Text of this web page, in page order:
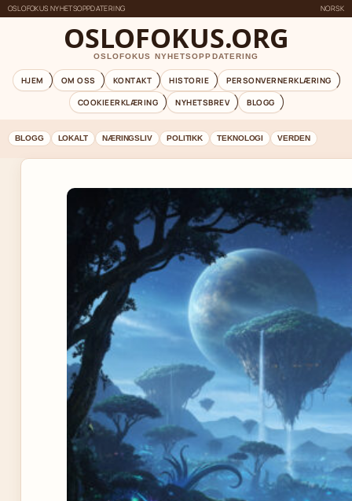
OSLOFOKUS NYHETSOPPDATERING NORSK
OSLOFOKUS.ORG
OSLOFOKUS NYHETSOPPDATERING
HJEM OM OSS KONTAKT HISTORIE
PERSONVERNERKLÆRING
COOKIEERKLÆRING
NYHETSBREV BLOGG
BLOGG LOKALT NÆRINGSLIV POLITIKK TEKNOLOGI VERDEN